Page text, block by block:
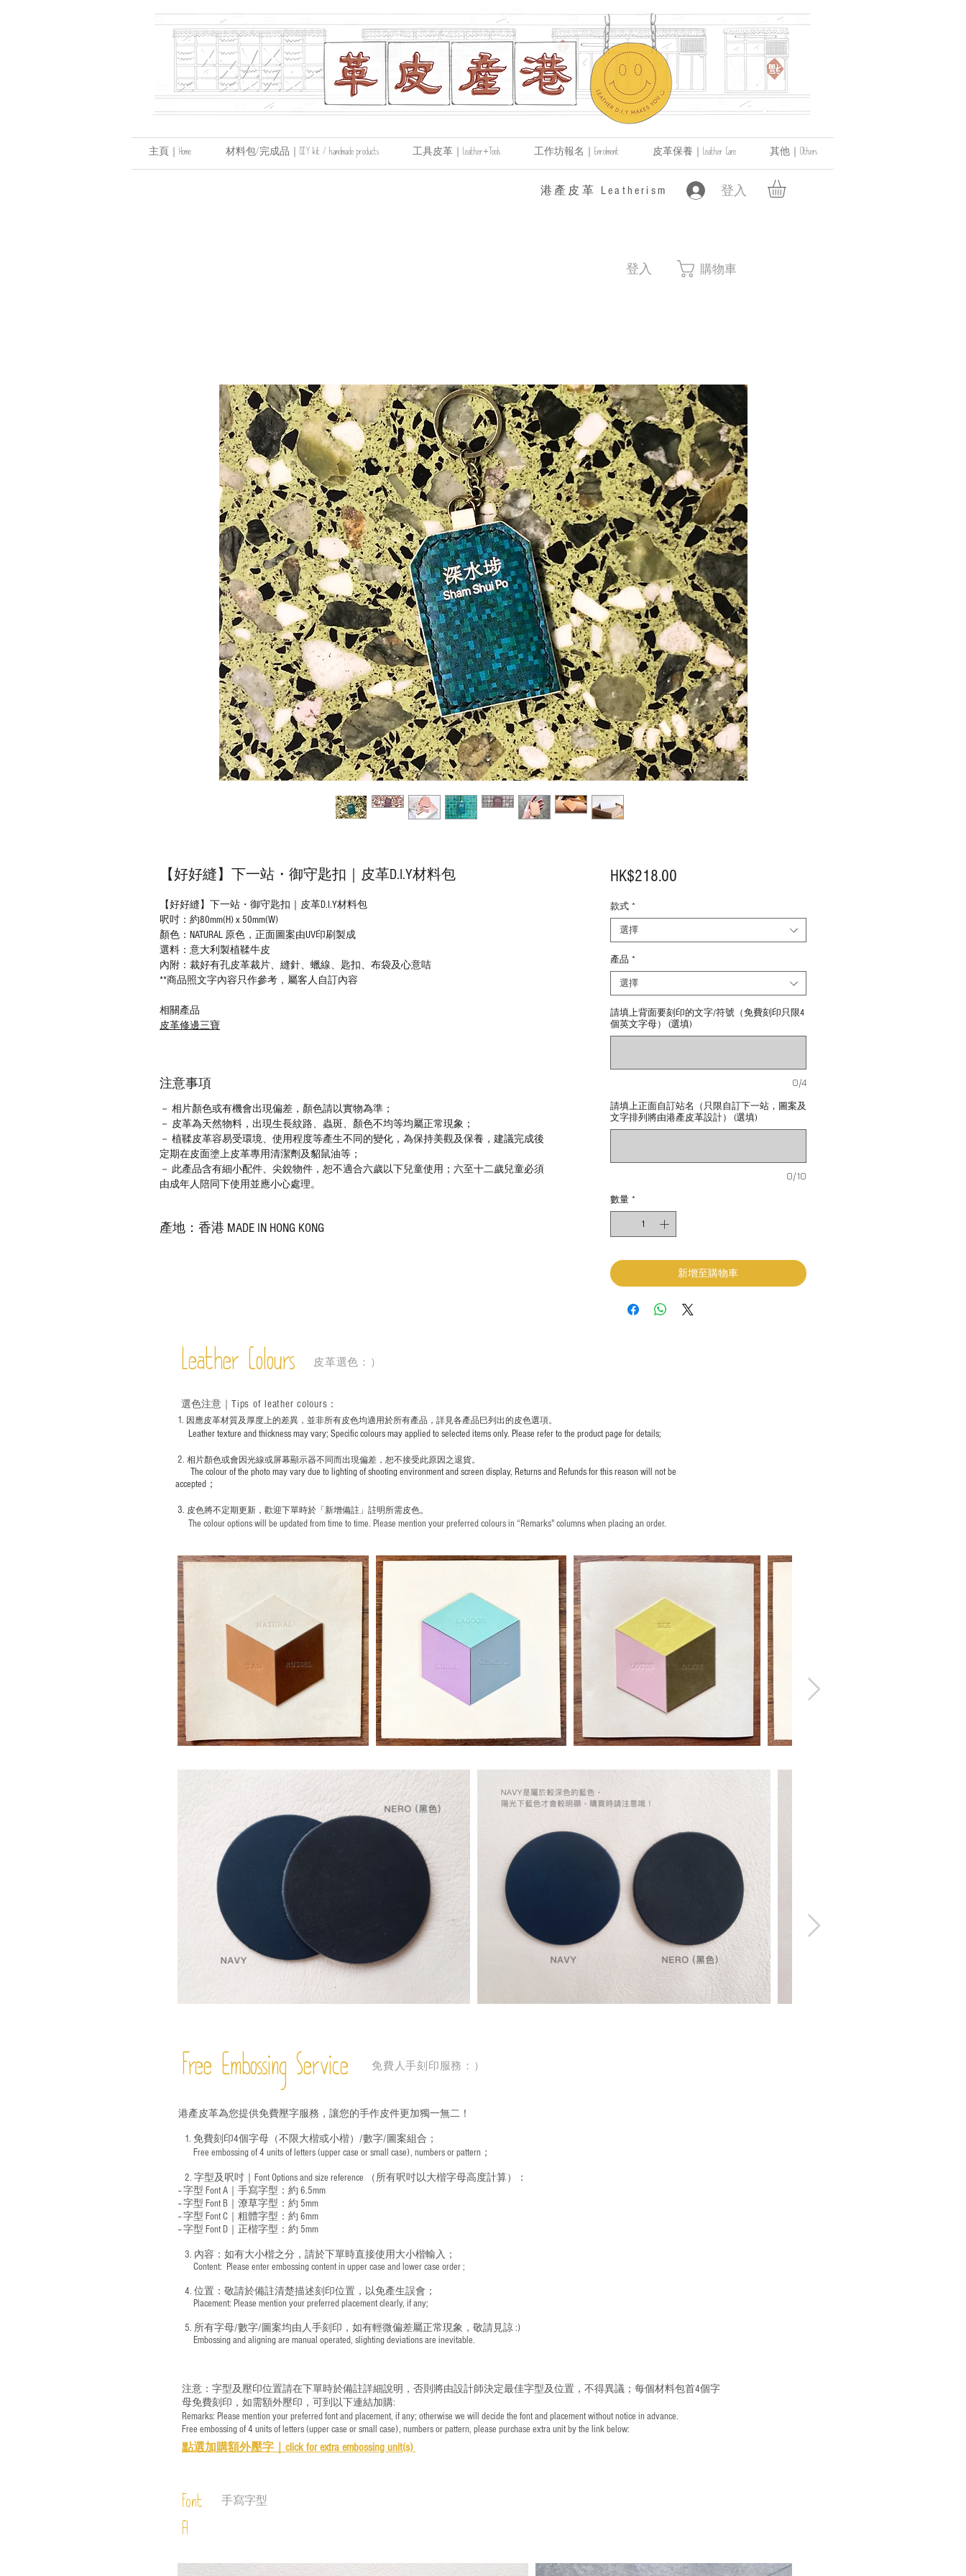
主頁｜Home 材料包/完成品｜DIY kit / handmade products 工具皮革｜Leather+Tools 工作坊報名｜Enrolment 皮革保養｜Leather Care 其他｜Others
登入
​港產皮革 Leatherism
登入 購物車
【好好縫】下一站・御守匙扣｜皮革D.I.Y材料包
【好好縫】下一站・御守匙扣｜皮革D.I.Y材料包
呎吋：約80mm(H) x 50mm(W)
顏色：NATURAL 原色，正面圖案由UV印刷製成
選料：意大利製植鞣牛皮
內附：裁好有孔皮革裁片、縫針、蠟線、匙扣、布袋及心意咭
**商品照文字內容只作參考，屬客人自訂內容
相關產品
皮革修邊三寶
注意事項
－ 相片顏色或有機會出現偏差，顏色請以實物為準；
－ 皮革為天然物料，出現生長紋路、蟲斑、顏色不均等均屬正常現象；
－ 植鞣皮革容易受環境、使用程度等產生不同的變化，為保持美觀及保養，建議完成後
定期在皮面塗上皮革專用清潔劑及貂鼠油等；
－ 此產品含有細小配件、尖銳物件，恕不適合六歲以下兒童使用；六至十二歲兒童必須
由成年人陪同下使用並應小心處理。
產地：香港 MADE IN HONG KONG
HK$218.00價
款式 *
選擇
產品 *
選擇
請填上背面要刻印的文字/符號（免費刻印只限4
個英文字母） (選填)
0/4
請填上正面自訂站名（只限自訂下一站，圖案及
文字排列將由港產皮革設計） (選填)
0/10
數量 *
新增至購物車
Leather Colours 皮革選色：）
1. ​ 因應皮革材質及厚度上的差異，並非所有皮色均適用於所有產品，詳見各產品巳列出的皮色選項。
Leather texture and thickness may vary; Specific colours may applied to selected items only. Please refer to the product page for details;
2. 相片顏色或會因光線或屏幕顯示器不同而出現偏差，恕不接受此原因之退貨。
The colour of the photo may vary due to lighting of shooting environment and screen display, Returns and Refunds for this reason will not be
accepted；
3. 皮色將不定期更新，歡迎下單時於「新增備註」註明 所需皮色。
The colour options will be updated from time to time. Please mention your preferred colours in “Remarks" columns when placing an order.
選色注意｜ Tips of leather colours ：
Free Embossing Service 免費人手刻印服務：）
港產皮革為您提供免費壓字服務，讓您的手作皮件更加獨一無二！
1. 免費刻印4個字母（不限大楷或小楷）/數字/圖案組合；
Free embossing of 4 units of letters (upper case or small case), numbers or pattern；
2. 字型及呎吋｜ Font Options and size reference
（所有呎吋以大楷字母高度計算）：
-- 字型 Font A｜手寫字型：約 6.5mm
-- 字型 Font B｜潦草字型： 約 5mm
-- 字型 Font C｜粗體字型：約 6mm
-- 字型 Font D｜正楷字型： 約 5mm
3. 內容：如有大小楷之分，請於下單時直接使用大小楷輸入；
​ Content: Please enter embossing content in upper case and lower case order ;
4. 位置：敬請於備註清楚描述刻印位置，以免產生誤會；
​ Placement: Please mention your preferred placement clearly, if any;
5. 所有字母/數字/圖案均由人手刻印，如有輕微偏差屬正常現象，敬請見諒 :)
​ Embossing and aligning are manual operated, slighting deviations are inevitable.
注意：字型及壓印位置請在下單時於備註詳細說明，否則將由設計師決定最佳字型及位置，不得異議；每個材料包首4個字
母免費刻印，如需額外壓印，可到以下連結加購:
Remarks: Please mention your preferred font and placement, if any; otherwise we will decide the font and placement without notice in advance.
Free embossing of 4 units of letters (upper case or small case), numbers or pattern, please purchase extra unit by the link below:
點選加購額外壓字｜ click for extra embossing unit(s)
Font
A
手寫字型